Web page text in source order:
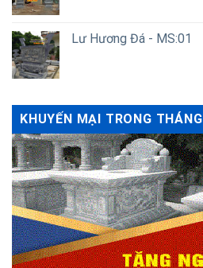
Lư Hương Đá - MS:01
KHUYẾN MẠI TRONG THÁNG